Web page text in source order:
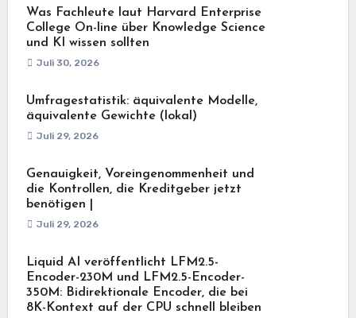
Was Fachleute laut Harvard Enterprise
College On-line über Knowledge Science
und KI wissen sollten
Juli 30, 2026
Umfragestatistik: äquivalente Modelle,
äquivalente Gewichte (lokal)
Juli 29, 2026
Genauigkeit, Voreingenommenheit und
die Kontrollen, die Kreditgeber jetzt
benötigen |
Juli 29, 2026
Liquid AI veröffentlicht LFM2.5-
Encoder-230M und LFM2.5-Encoder-
350M: Bidirektionale Encoder, die bei
8K-Kontext auf der CPU schnell bleiben